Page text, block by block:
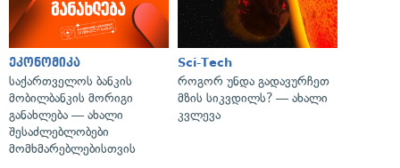
ეკონომიკა
საქართველოს ბანკის
მობილბანკის მორიგი
განახლება — ახალი
შესაძლებლობები
მომხმარებლებისთვის
Sci-Tech
როგორ უნდა გადავურჩეთ
მზის სიკვდილს? — ახალი
კვლევა